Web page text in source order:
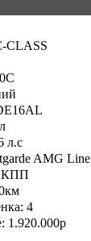
CLASS
л.с
AMG Line
4
1.920.000р